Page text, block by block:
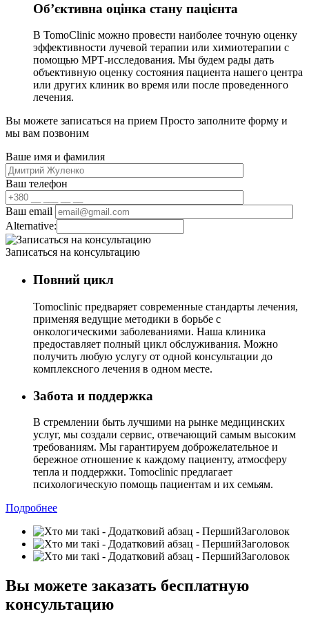
Об’єктивна оцінка стану пацієнта
В TomoClinic можно провести наиболее точную оценку
эффективности лучевой терапии или химиотерапии с
помощью МРТ-исследования. Мы будем рады дать
объективную оценку состояния пациента нашего центра
или других клиник во время или после проведенного
лечения.
Вы можете записаться на прием Просто заполните форму и
мы вам позвоним
Ваше имя и фамилия
Ваш телефон
Ваш email
Alternative:
Записаться на консультацию
Повний цикл
Tomoclinic предваряет современные стандарты лечения,
применяя ведущие методики в борьбе с
онкологическими заболеваниями. Наша клиника
предоставляет полный цикл обслуживания. Можно
получить любую услугу от одной консультации до
комплексного лечения в одном месте.
Забота и поддержка
В стремлении быть лучшими на рынке медицинских
услуг, мы создали сервис, отвечающий самым высоким
требованиям. Мы гарантируем доброжелательное и
бережное отношение к каждому пациенту, атмосферу
тепла и поддержки. Tomoclinic предлагает
психологическую помощь пациентам и их семьям.
Подробнее
Вы можете заказать бесплатную
консультацию